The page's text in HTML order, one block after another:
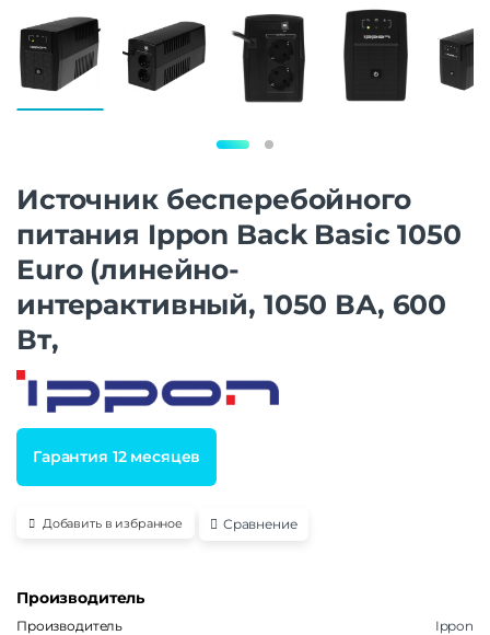
Источник бесперебойного
питания Ippon Back Basic 1050
Euro (линейно-
интерактивный, 1050 ВА, 600
Вт,
Гарантия 12 месяцев
Добавить в избранное Сравнение
Производитель
Производитель Ippon